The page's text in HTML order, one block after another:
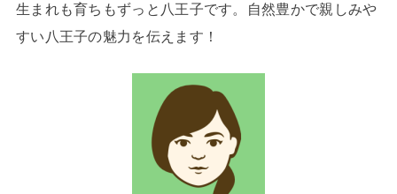
生まれも育ちもずっと八王子です。自然豊かで親しみや
すい八王子の魅力を伝えます！